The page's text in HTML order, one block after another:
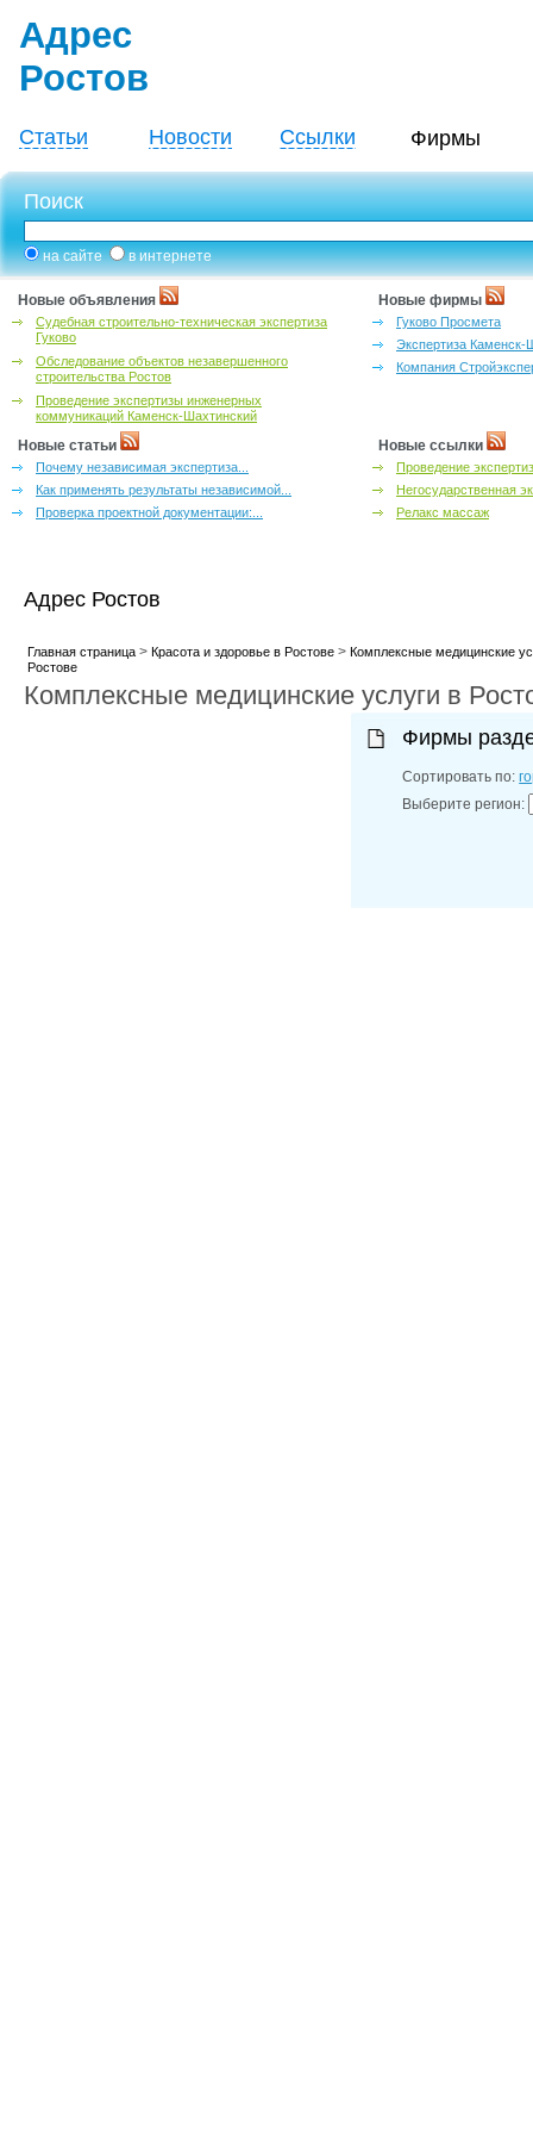
Адрес
Ростов
Статьи Новости Ссылки Фирмы
Поиск
на сайте в интернете
Новые объявления
Судебная строительно-техническая экспертиза
Гуково
Обследование объектов незавершенного
строительства Ростов
Проведение экспертизы инженерных
коммуникаций Каменск-Шахтинский
Новые фирмы
Гуково Просмета
Экспертиза Каменск-
Компания
Новые статьи
Почему независимая экспертиза...
Как применять результаты независимой...
Проверка проектной документации:...
Новые ссылки
Проведение
Негосударственная
Релакс массаж
Адрес Ростов
Главная страница> Красота и здоровье в Ростове> Комплексные медицинские
Ростове
Комплексные медицинские услуги в
Фирмы
Сортировать по:
Выберите регион: